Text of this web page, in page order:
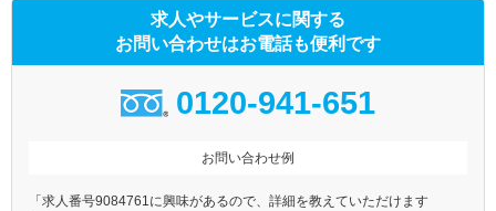
求人やサービスに関する
お問い合わせはお電話も便利です
0120-941-651
お問い合わせ例
「求人番号9084761に興味があるので、詳細を教えていただけます